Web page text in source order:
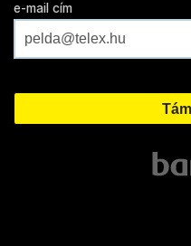
e-mail cím